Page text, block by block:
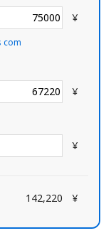
¥
com
¥
¥
142,220 ¥